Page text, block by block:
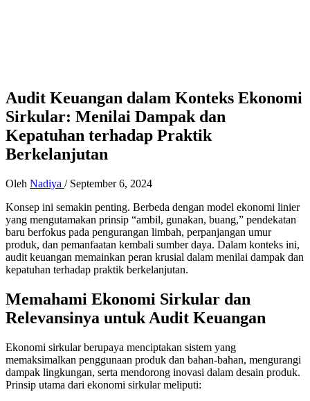
Audit Keuangan dalam Konteks Ekonomi
Sirkular: Menilai Dampak dan
Kepatuhan terhadap Praktik
Berkelanjutan
Oleh Nadiya / September 6, 2024
Konsep ini semakin penting. Berbeda dengan model ekonomi linier
yang mengutamakan prinsip “ambil, gunakan, buang,” pendekatan
baru berfokus pada pengurangan limbah, perpanjangan umur
produk, dan pemanfaatan kembali sumber daya. Dalam konteks ini,
audit keuangan memainkan peran krusial dalam menilai dampak dan
kepatuhan terhadap praktik berkelanjutan.
Memahami Ekonomi Sirkular dan
Relevansinya untuk Audit Keuangan
Ekonomi sirkular berupaya menciptakan sistem yang
memaksimalkan penggunaan produk dan bahan-bahan, mengurangi
dampak lingkungan, serta mendorong inovasi dalam desain produk.
Prinsip utama dari ekonomi sirkular meliputi: